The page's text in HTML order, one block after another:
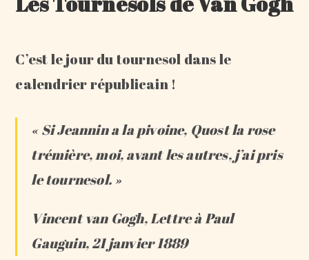
C’est le jour du tournesol dans le
calendrier républicain !
« Si Jeannin a la pivoine, Quost la rose
trémière, moi, avant les autres, j’ai pris
le tournesol. »
Vincent van Gogh, Lettre à Paul
Gauguin, 21 janvier 1889